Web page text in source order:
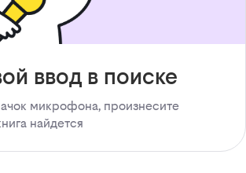
ввод в поиске
микрофона, произнесите
найдется